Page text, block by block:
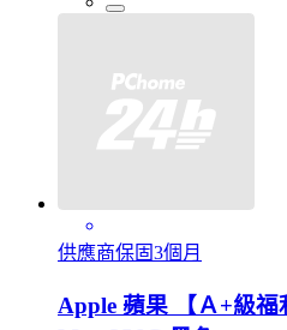
供應商保固3個月
Apple 蘋果 【Ａ+級福